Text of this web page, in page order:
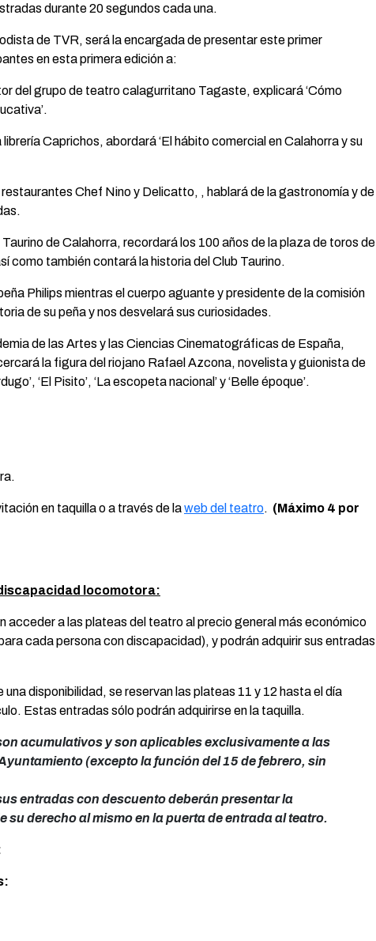
durante 20 segundos cada una.
de TVR, será la encargada de presentar este primer
en esta primera edición a:
del grupo de teatro calagurritano Tagaste, explicará ‘Cómo
librería Caprichos, abordará ‘El hábito comercial en Calahorra y su
restaurantes Chef Nino y Delicatto, , hablará de la gastronomía y de
de Calahorra, recordará los 100 años de la plaza de toros de
como también contará la historia del Club Taurino.
Philips mientras el cuerpo aguante y presidente de la comisión
de su peña y nos desvelará sus curiosidades.
de las Artes y las Ciencias Cinematográficas de España,
la figura del riojano Rafael Azcona, novelista y guionista de
‘El Pisito’, ‘La escopeta nacional’ y ‘Belle époque’.
en taquilla o a través de laweb del teatro. (Máximo 4 por
locomotora:
acceder a las plateas del teatro al precio general más económico
cada persona con discapacidad), y podrán adquirir sus entradas
disponibilidad, se reservan las plateas 11 y 12 hasta el día
Estas entradas sólo podrán adquirirse en la taquilla.
acumulativos y son aplicables exclusivamente a las
(excepto la función del 15 de febrero, sin
entradas con descuento deberán presentar la
derecho al mismo en la puerta de entrada al teatro.